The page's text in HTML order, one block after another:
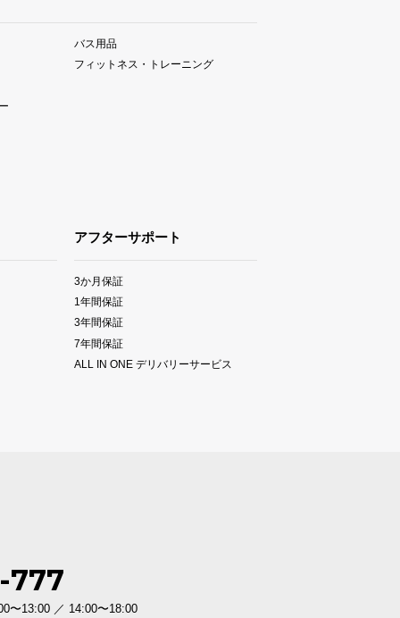
バス用品
フィットネス・トレーニング
アフターサポート
3か月保証
1年間保証
3年間保証
7年間保証
ALL IN ONE デリバリーサービス
777
〜13:00 ／ 14:00〜18:00